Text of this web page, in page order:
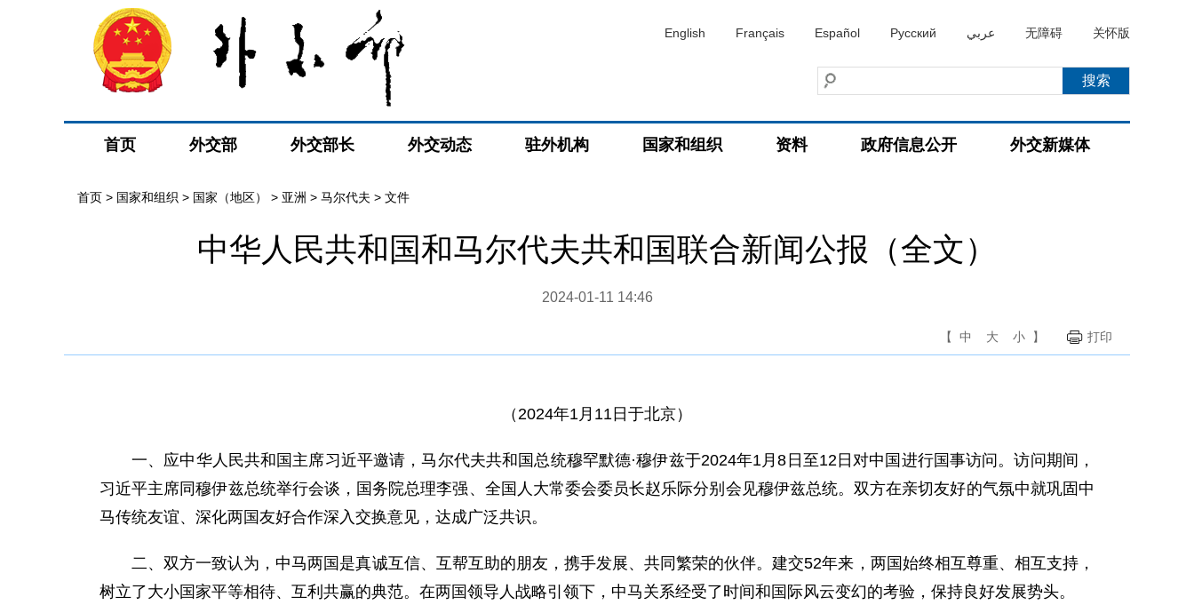
English Français Español Русский عربي 无障碍 关怀版
首页 外交部 外交部长 外交动态 驻外机构 国家和组织 资料 政府信息公开 外交新媒体
首页 > 国家和组织 > 国家（地区） > 亚洲 > 马尔代夫 > 文件
中华人民共和国和马尔代夫共和国联合新闻公报（全文）
2024-01-11 14:46
【 中 大 小 】 打印
（2024年1月11日于北京）
一、应中华人民共和国主席习近平邀请，马尔代夫共和国总统穆罕默德·穆伊兹于2024年1月8日至12日对中国进行国事访问。访问期间，
习近平主席同穆伊兹总统举行会谈，国务院总理李强、全国人大常委会委员长赵乐际分别会见穆伊兹总统。双方在亲切友好的气氛中就巩固中
马传统友谊、深化两国友好合作深入交换意见，达成广泛共识。
二、双方一致认为，中马两国是真诚互信、互帮互助的朋友，携手发展、共同繁荣的伙伴。建交52年来，两国始终相互尊重、相互支持，
树立了大小国家平等相待、互利共赢的典范。在两国领导人战略引领下，中马关系经受了时间和国际风云变幻的考验，保持良好发展势头。